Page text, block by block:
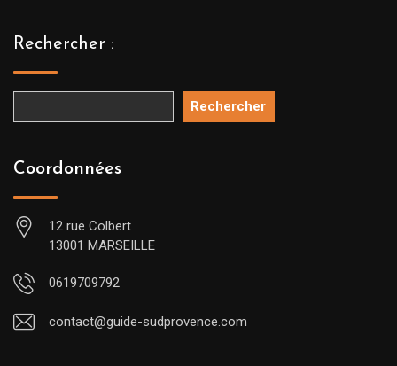
Rechercher :
Rechercher
Coordonnées
12 rue Colbert
13001 MARSEILLE
0619709792
contact@guide-sudprovence.com